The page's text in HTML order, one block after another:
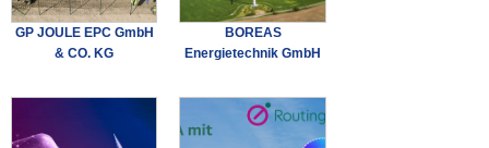
GP JOULE EPC GmbH
& CO. KG
BOREAS
Energietechnik GmbH